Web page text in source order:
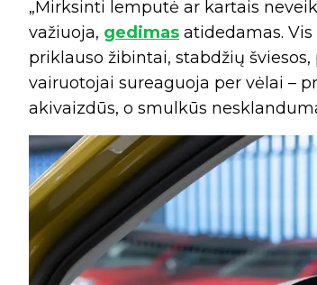
„Mirksinti lemputė ar kartais
važiuoja, gedimas atidedamas.
priklauso žibintai, stabdžių
vairuotojai sureaguoja per vėlai –
akivaizdūs, o smulkūs